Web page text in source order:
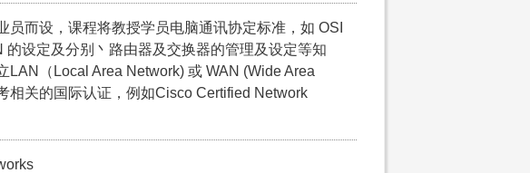
员而设，课程将教授学员电脑通讯协定标准，如 OSI
的设定及分别丶路由器及交换器的管理及设定等知
LAN（Local Area Network) 或 WAN (Wide Area
相关的国际认证，例如Cisco Certified Network